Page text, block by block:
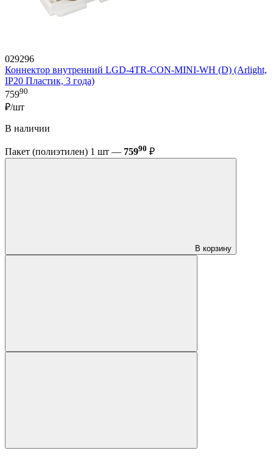
029296
Коннектор внутренний LGD-4TR-CON-MINI-WH (D) (Arlight,
IP20 Пластик, 3 года)
75990
₽/шт
В наличии
Пакет (полиэтилен) 1 шт — 75990 ₽
В корзину